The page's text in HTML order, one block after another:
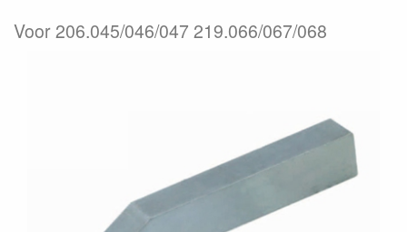
Voor 206.045/046/047 219.066/067/068